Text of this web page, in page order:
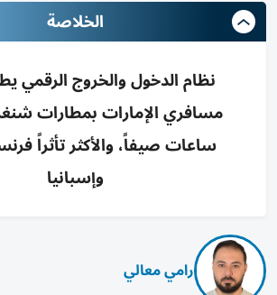
الخلاصة
نظام الدخول والخروج الرقمي
ساعات صيفاً، والأكثر تأثراً
وإسبانيا
رامي معالي